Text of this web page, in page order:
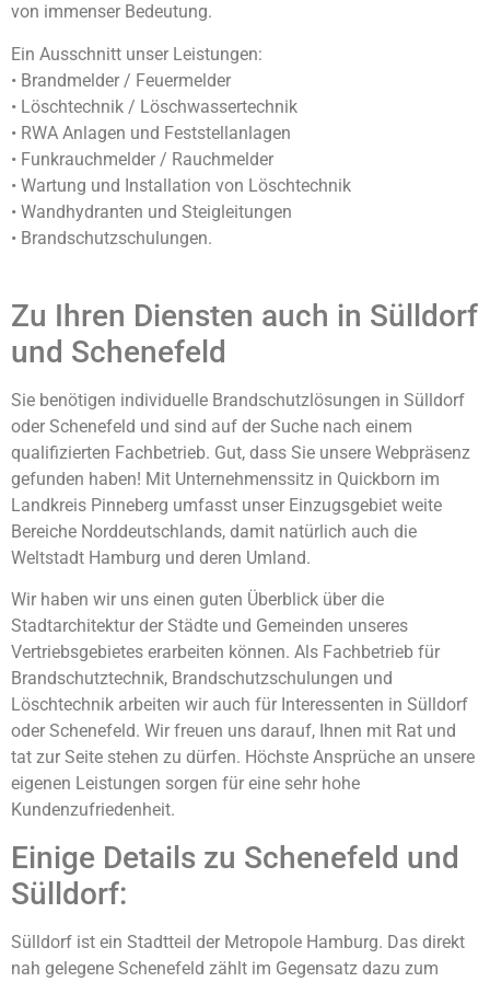
von immenser Bedeutung.
Ein Ausschnitt unser Leistungen:
• Brandmelder / Feuermelder
• Löschtechnik / Löschwassertechnik
• RWA Anlagen und Feststellanlagen
• Funkrauchmelder / Rauchmelder
• Wartung und Installation von Löschtechnik
• Wandhydranten und Steigleitungen
• Brandschutzschulungen.
Zu Ihren Diensten auch in Sülldorf
und Schenefeld
Sie benötigen individuelle Brandschutzlösungen in Sülldorf
oder Schenefeld und sind auf der Suche nach einem
qualifizierten Fachbetrieb. Gut, dass Sie unsere Webpräsenz
gefunden haben! Mit Unternehmenssitz in Quickborn im
Landkreis Pinneberg umfasst unser Einzugsgebiet weite
Bereiche Norddeutschlands, damit natürlich auch die
Weltstadt Hamburg und deren Umland.
Wir haben wir uns einen guten Überblick über die
Stadtarchitektur der Städte und Gemeinden unseres
Vertriebsgebietes erarbeiten können. Als Fachbetrieb für
Brandschutztechnik, Brandschutzschulungen und
Löschtechnik arbeiten wir auch für Interessenten in Sülldorf
oder Schenefeld. Wir freuen uns darauf, Ihnen mit Rat und
tat zur Seite stehen zu dürfen. Höchste Ansprüche an unsere
eigenen Leistungen sorgen für eine sehr hohe
Kundenzufriedenheit.
Einige Details zu Schenefeld und
Sülldorf:
Sülldorf ist ein Stadtteil der Metropole Hamburg. Das direkt
nah gelegene Schenefeld zählt im Gegensatz dazu zum